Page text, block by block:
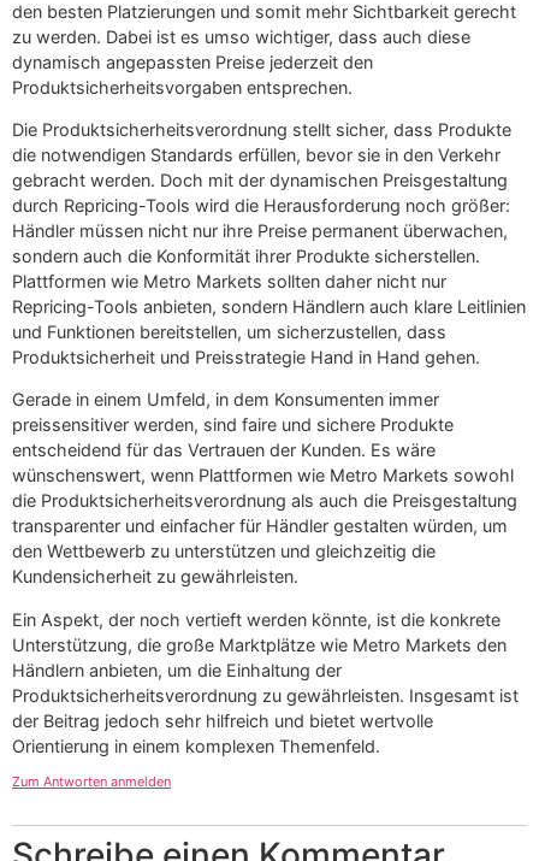
den besten Platzierungen und somit mehr Sichtbarkeit gerecht
zu werden. Dabei ist es umso wichtiger, dass auch diese
dynamisch angepassten Preise jederzeit den
Produktsicherheitsvorgaben entsprechen.
Die Produktsicherheitsverordnung stellt sicher, dass Produkte
die notwendigen Standards erfüllen, bevor sie in den Verkehr
gebracht werden. Doch mit der dynamischen Preisgestaltung
durch Repricing-Tools wird die Herausforderung noch größer:
Händler müssen nicht nur ihre Preise permanent überwachen,
sondern auch die Konformität ihrer Produkte sicherstellen.
Plattformen wie Metro Markets sollten daher nicht nur
Repricing-Tools anbieten, sondern Händlern auch klare Leitlinien
und Funktionen bereitstellen, um sicherzustellen, dass
Produktsicherheit und Preisstrategie Hand in Hand gehen.
Gerade in einem Umfeld, in dem Konsumenten immer
preissensitiver werden, sind faire und sichere Produkte
entscheidend für das Vertrauen der Kunden. Es wäre
wünschenswert, wenn Plattformen wie Metro Markets sowohl
die Produktsicherheitsverordnung als auch die Preisgestaltung
transparenter und einfacher für Händler gestalten würden, um
den Wettbewerb zu unterstützen und gleichzeitig die
Kundensicherheit zu gewährleisten.
Ein Aspekt, der noch vertieft werden könnte, ist die konkrete
Unterstützung, die große Marktplätze wie Metro Markets den
Händlern anbieten, um die Einhaltung der
Produktsicherheitsverordnung zu gewährleisten. Insgesamt ist
der Beitrag jedoch sehr hilfreich und bietet wertvolle
Orientierung in einem komplexen Themenfeld.
Zum Antworten anmelden